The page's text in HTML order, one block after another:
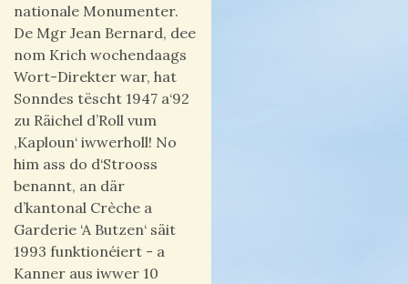
nationale Monumenter.
De Mgr Jean Bernard, dee
nom Krich wochendaags
Wort-Direkter war, hat
Sonndes tëscht 1947 a‘92
zu Räichel d’Roll vum
‚Kaploun‘ iwwerholl! No
him ass do d‘Strooss
benannt, an där
d’kantonal Crèche a
Garderie ‘A Butzen‘ säit
1993 funktionéiert - a
Kanner aus iwwer 10